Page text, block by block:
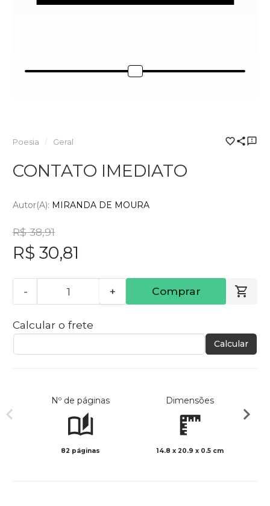
Poesia Geral
CONTATO IMEDIATO
Autor(a): MIRANDA DE MOURA
R$ 38,91
R$ 30,81
- + Comprar
Calcular o frete
Calcular
Nº de páginas
82 páginas
Dimensões
14.8 x 20.9 x 0.5 cm